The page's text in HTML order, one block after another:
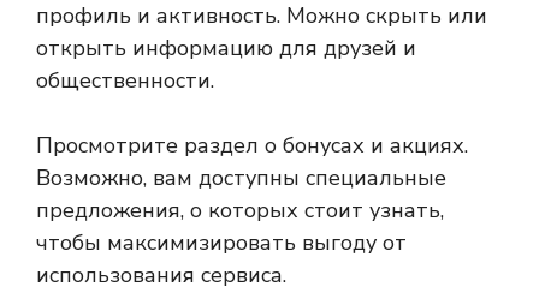
профиль и активность. Можно скрыть или
открыть информацию для друзей и
общественности.
Просмотрите раздел о бонусах и акциях.
Возможно, вам доступны специальные
предложения, о которых стоит узнать,
чтобы максимизировать выгоду от
использования сервиса.